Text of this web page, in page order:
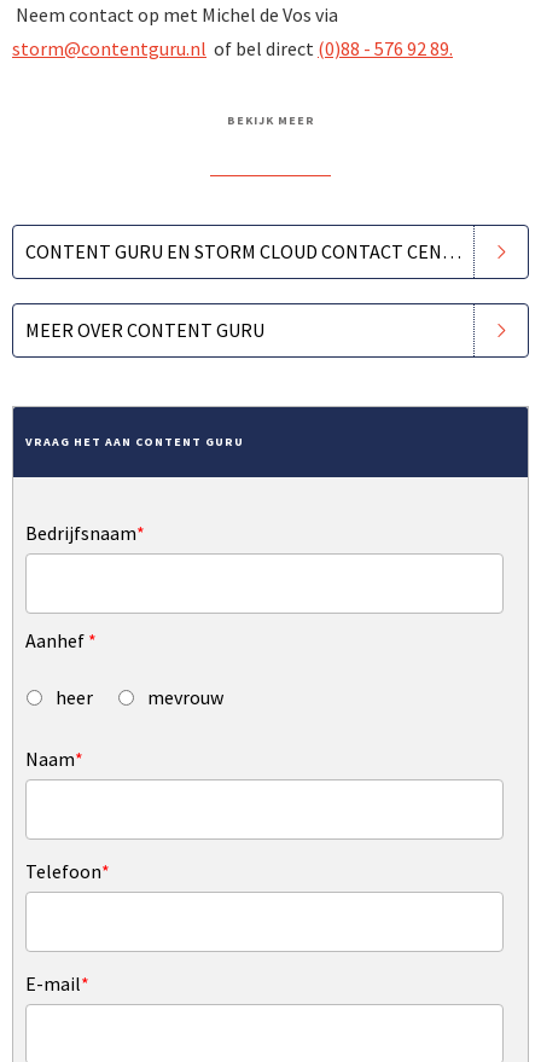
Neem contact op met Michel de Vos via
storm@contentguru.nl of bel direct (0)88 - 576 92 89.
BEKIJK MEER
CONTENT GURU EN STORM CLOUD CONTACT CENTER
MEER OVER CONTENT GURU
VRAAG HET AAN CONTENT GURU
Bedrijfsnaam*
Aanhef *
heer mevrouw
Naam*
Telefoon*
E-mail*